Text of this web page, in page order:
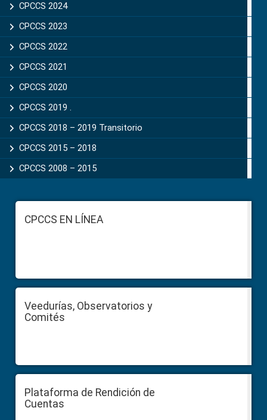
CPCCS 2024
CPCCS 2023
CPCCS 2022
CPCCS 2021
CPCCS 2020
CPCCS 2019 .
CPCCS 2018 – 2019 Transitorio
CPCCS 2015 – 2018
CPCCS 2008 – 2015
FooterCPCCS EN LÍNEA
Veedurías, Observatorios y
Comités
Plataforma de Rendición de
Cuentas